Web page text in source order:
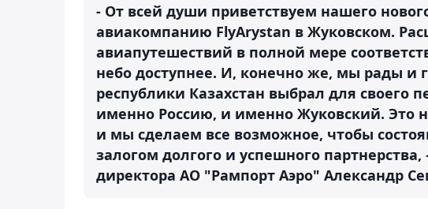
- От всей души приветствуем нашего
авиакомпанию FlyArystan в Жуковском.
авиапутешествий в полной мере
небо доступнее. И, конечно же, мы рады и
республики Казахстан выбрал для своего
именно Россию, и именно Жуковский. Это
и мы сделаем все возможное, чтобы
залогом долгого и успешного
директора АО "Рампорт Аэро" Александр